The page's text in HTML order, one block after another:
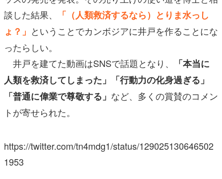
談した結果、
「（人類救済するなら）とりま水っし
ょ？」 ということでカンボジアに井戸を作ることにな
ったらしい。
井戸を建てた動画はSNSで話題となり、
「本当に
人類を救済してしまった」「行動力の化身過ぎる」
「普通に偉業で尊敬する」 など、多くの賞賛のコメン
トが寄せられた。
https://twitter.com/tn4mdg1/status/129025130646502
1953